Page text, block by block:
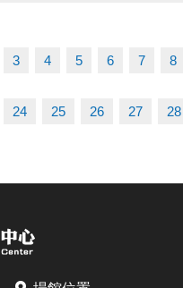
3 4 5 6 7 8
24 25 26 27 28